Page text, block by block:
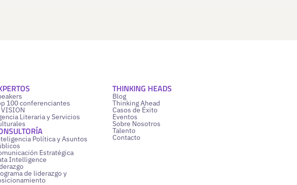
100 conferenciantes
VISION
Literaria y Servicios
Política y Asuntos
Estratégica
Intelligence
de liderazgo y
THINKING HEADS
Blog
Thinking Ahead
Casos de Éxito
Eventos
Sobre Nosotros
Talento
Contacto